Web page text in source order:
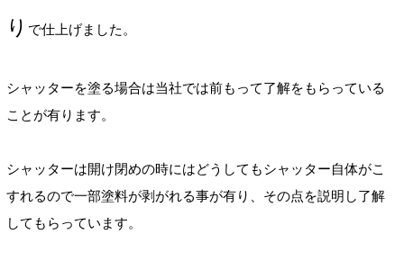
り で仕上げました。
シャッターを塗る場合は当社では前もって了解をもらっている
ことが有ります。
シャッターは開け閉めの時にはどうしてもシャッター自体がこ
すれるので一部塗料が剥がれる事が有り、その点を説明し了解
してもらっています。